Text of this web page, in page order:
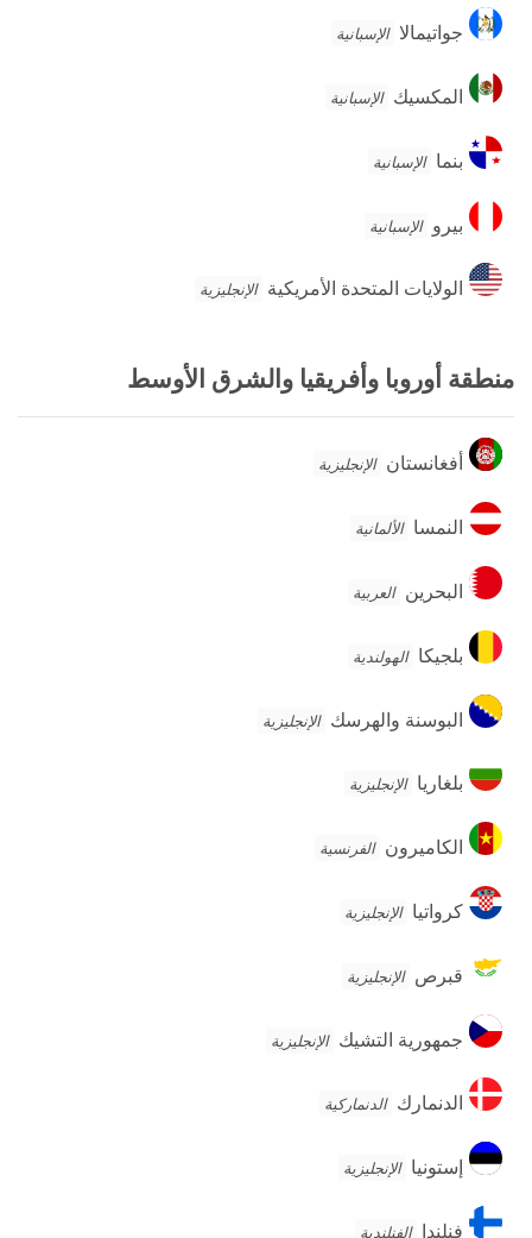
جواتيمالا
جواتيمالا الإسبانية
المكسيك
المكسيك الإسبانية
بنمابنما الإسبانية
بيروبيرو الإسبانية
الولايات
المتحدة
الولايات المتحدة الأمريكية الإنجليزية
منطقة أوروبا وأفريقيا والشرق الأوسط
أفغانستان
أفغانستان الإنجليزية
النمسا
النمسا الألمانية
البحرين
البحرين العربية
بلجيكا
بلجيكا الهولندية
البوسنة
والهرسك
البوسنة والهرسك الإنجليزية
بلغاريا
بلغاريا الإنجليزية
الكاميرون
الكاميرون الفرنسية
كرواتيا
كرواتيا الإنجليزية
قبرص الإنجليزية
جمهورية
التشيك
جمهورية التشيك الإنجليزية
الدنمارك
الدنمارك الدنماركية
إستونيا
إستونيا الإنجليزية
فنلندا
فنلندا الفنلندية